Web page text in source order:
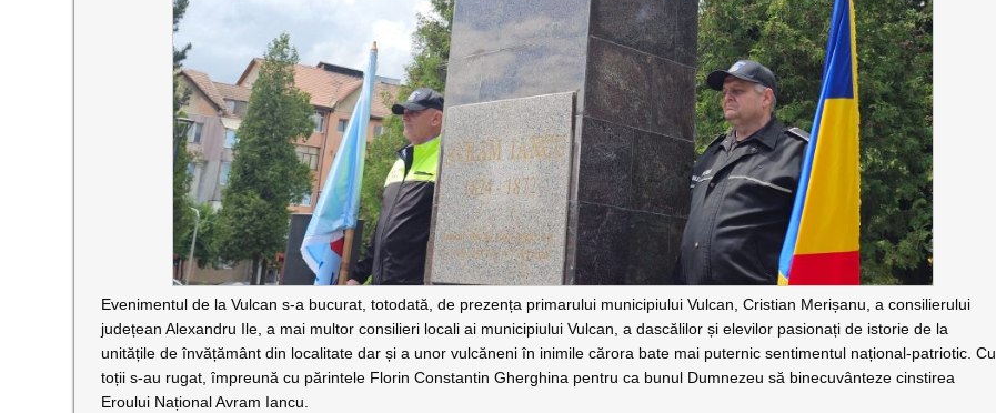
Evenimentul de la Vulcan s-a bucurat, totodată, de prezența primarului municipiului Vulcan, Cristian Merișanu, a consilierului
județean Alexandru Ile, a mai multor consilieri locali ai municipiului Vulcan, a dascălilor și elevilor pasionați de istorie de la
unitățile de învățământ din localitate dar și a unor vulcăneni în inimile cărora bate mai puternic sentimentul național-patriotic. Cu
toții s-au rugat, împreună cu părintele Florin Constantin Gherghina pentru ca bunul Dumnezeu să binecuvânteze cinstirea
Eroului Național Avram Iancu.